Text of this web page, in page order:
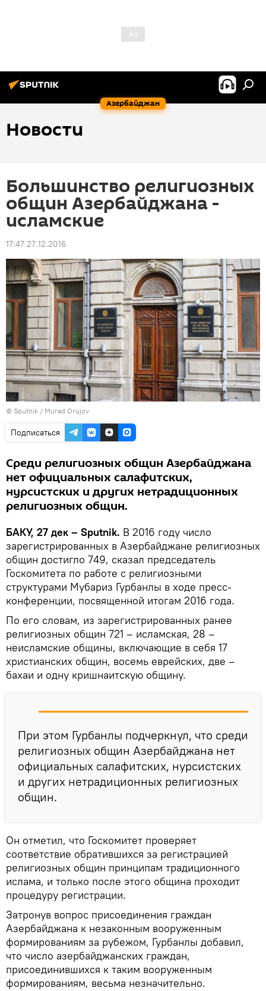
Азербайджан
Новости
Большинство религиозных
общин Азербайджана -
исламские
17:47 27.12.2016
© Sputnik / Murad Orujov
Подписаться
Среди религиозных общин Азербайджана
нет официальных салафитских,
нурсистских и других нетрадиционных
религиозных общин.
БАКУ, 27 дек – Sputnik. В 2016 году число
зарегистрированных в Азербайджане религиозных
общин достигло 749, сказал председатель
Госкомитета по работе с религиозными
структурами Мубариз Гурбанлы в ходе пресс-
конференции, посвященной итогам 2016 года.
По его словам, из зарегистрированных ранее
религиозных общин 721 – исламская, 28 –
неисламские общины, включающие в себя 17
христианских общин, восемь еврейских, две –
бахаи и одну кришнаитскую общину.
При этом Гурбанлы подчеркнул, что среди
религиозных общин Азербайджана нет
официальных салафитских, нурсистских
и других нетрадиционных религиозных
общин.
Он отметил, что Госкомитет проверяет
соответствие обратившихся за регистрацией
религиозных общин принципам традиционного
ислама, и только после этого община проходит
процедуру регистрации.
Затронув вопрос присоединения граждан
Азербайджана к незаконным вооруженным
формированиям за рубежом, Гурбанлы добавил,
что число азербайджанских граждан,
присоединившихся к таким вооруженным
формированиям, весьма незначительно.